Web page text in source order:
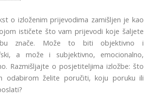
o izloženim prijevodima zamišljen je kao
ističete što vam prijevodi koje šaljete
znače. Može to biti objektivno i
a može i subjektivno, emocionalno,
Razmišljajte o posjetiteljima izložbe: što
odabirom želite poručiti, koju poruku ili